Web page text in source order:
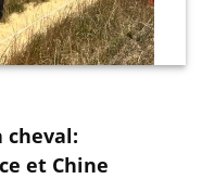
cheval:
et Chine